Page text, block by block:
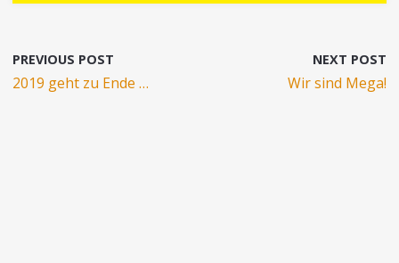
PREVIOUS POST
2019 geht zu Ende …
NEXT POST
Wir sind Mega!